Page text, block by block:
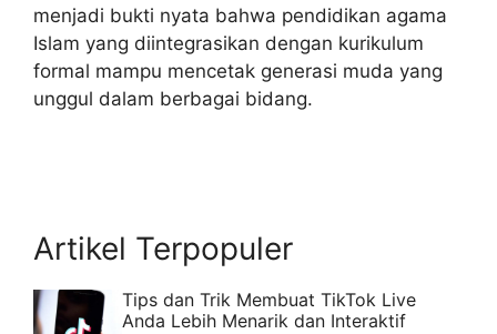
menjadi bukti nyata bahwa pendidikan agama
Islam yang diintegrasikan dengan kurikulum
formal mampu mencetak generasi muda yang
unggul dalam berbagai bidang.
Artikel Terpopuler
Tips dan Trik Membuat TikTok Live
Anda Lebih Menarik dan Interaktif